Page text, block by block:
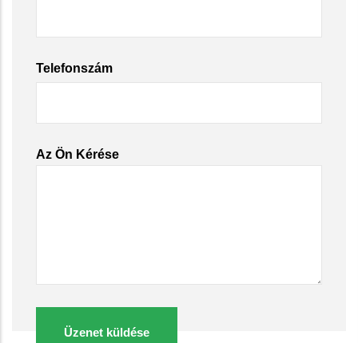
Telefonszám
Az Ön Kérése